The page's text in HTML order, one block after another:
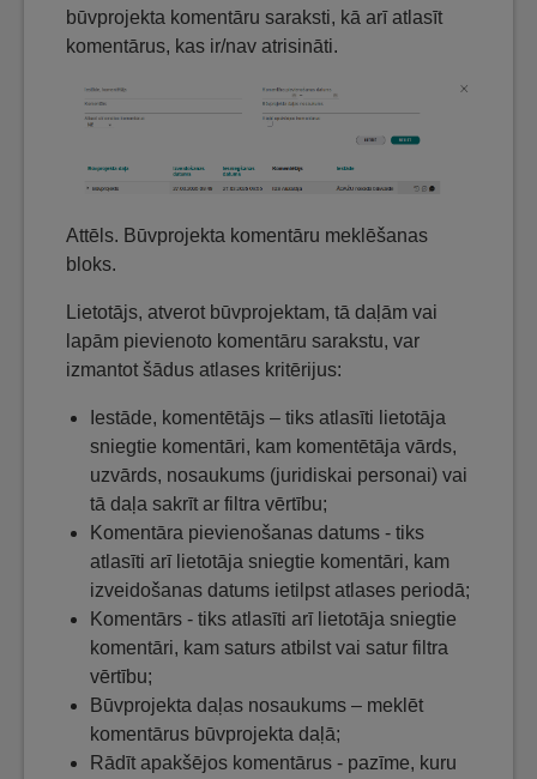
būvprojekta komentāru saraksti, kā arī atlasīt
komentārus, kas ir/nav atrisināti.
Attēls. Būvprojekta komentāru meklēšanas
bloks.
Lietotājs, atverot būvprojektam, tā daļām vai
lapām pievienoto komentāru sarakstu, var
izmantot šādus atlases kritērijus:
Iestāde, komentētājs – tiks atlasīti lietotāja
sniegtie komentāri, kam komentētāja vārds,
uzvārds, nosaukums (juridiskai personai) vai
tā daļa sakrīt ar filtra vērtību;
Komentāra pievienošanas datums - tiks
atlasīti arī lietotāja sniegtie komentāri, kam
izveidošanas datums ietilpst atlases periodā;
Komentārs - tiks atlasīti arī lietotāja sniegtie
komentāri, kam saturs atbilst vai satur filtra
vērtību;
Būvprojekta daļas nosaukums – meklēt
komentārus būvprojekta daļā;
Rādīt apakšējos komentārus - pazīme, kuru